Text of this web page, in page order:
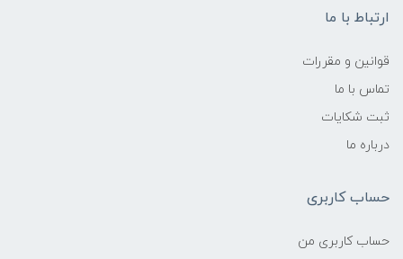
ارتباط با ما
قوانین و مقررات
تماس با ما
ثبت شکایات
درباره ما
حساب کاربری
حساب کاربری من